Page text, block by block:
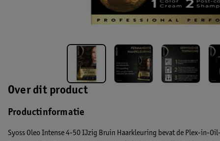
Over dit product
Productinformatie
Syoss Oleo Intense 4-50 IJzig Bruin Haarkleuring bevat de Plex-in-